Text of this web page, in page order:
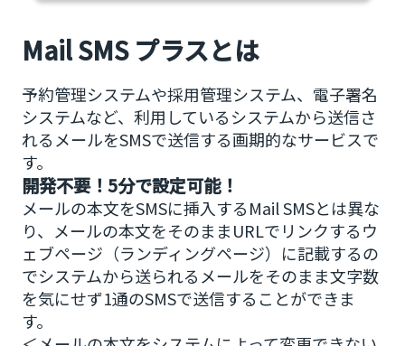
Mail SMS プラスとは
予約管理システムや採用管理システム、電子署名
システムなど、利用しているシステムから送信さ
れるメールをSMSで送信する画期的なサービスで
す。
開発不要！5分で設定可能！
メールの本文をSMSに挿入するMail SMSとは異な
り、メールの本文をそのままURLでリンクするウ
ェブページ（ランディングページ）に記載するの
でシステムから送られるメールをそのまま文字数
を気にせず1通のSMSで送信することができま
す。